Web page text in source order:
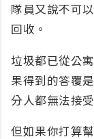
隊員又說不可
回收。
垃圾都已從公
果得到的答覆
分人都無法接
但如果你打算